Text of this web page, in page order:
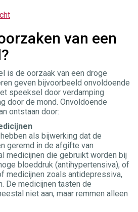
van een
is de oorzaak van een droge
geven bijvoorbeeld onvoldoende
speeksel door verdamping
door de mond. Onvoldoende
ontstaan door:
als bijwerking dat de
geremd in de afgifte van
medicijnen die gebruikt worden bij
bloeddruk (antihypertensiva), of
medicijnen zoals antidepressiva,
De medicijnen tasten de
niet aan, maar remmen alleen